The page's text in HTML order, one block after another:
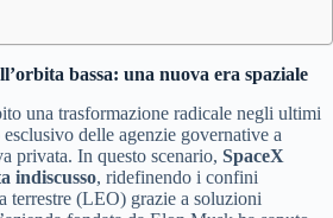
bassa: una nuova era spaziale
una trasformazione radicale negli ultimi
delle agenzie governative a
privata. In questo scenario, SpaceX
indiscusso, ridefinendo i confini
terrestre (LEO) grazie a soluzioni